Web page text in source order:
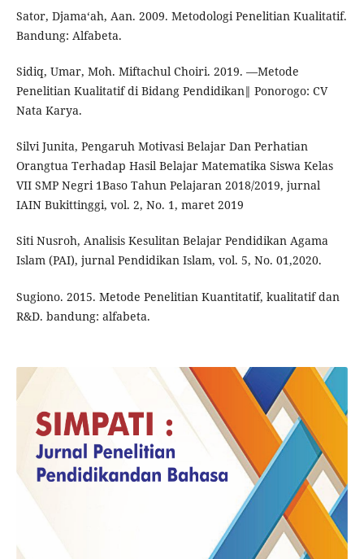
Sator, Djama‘ah, Aan. 2009. Metodologi Penelitian Kualitatif.
Bandung: Alfabeta.
Sidiq, Umar, Moh. Miftachul Choiri. 2019. ―Metode
Penelitian Kualitatif di Bidang Pendidikan‖ Ponorogo: CV
Nata Karya.
Silvi Junita, Pengaruh Motivasi Belajar Dan Perhatian
Orangtua Terhadap Hasil Belajar Matematika Siswa Kelas
VII SMP Negri 1Baso Tahun Pelajaran 2018/2019, jurnal
IAIN Bukittinggi, vol. 2, No. 1, maret 2019
Siti Nusroh, Analisis Kesulitan Belajar Pendidikan Agama
Islam (PAI), jurnal Pendidikan Islam, vol. 5, No. 01,2020.
Sugiono. 2015. Metode Penelitian Kuantitatif, kualitatif dan
R&D. bandung: alfabeta.